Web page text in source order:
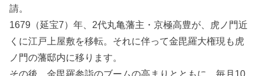
請。
1679（延宝7）年、2代丸亀藩主・京極高豊が、虎ノ門近
くに江戸上屋敷を移転。それに伴って金毘羅大権現も虎
ノ門の藩邸内に移ります。
その後、金毘羅参詣のブームの高まりとともに、毎月10